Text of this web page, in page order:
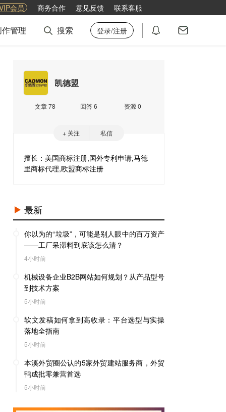
会员 商务合作 意见反馈 联系客服
管理 搜索 登录/注册
凯德盟
文章 78 回答 6 资源 0
+ 关注 私信
擅长：美国商标注册,国外专利申请,马德
里商标代理,欧盟商标注册
最新
你以为的“垃圾”，可能是别人眼中的百万资产
——工厂呆滞料到底该怎么清？
4小时前
机械设备企业B2B网站如何规划？从产品型号
到技术方案
5小时前
软文发稿如何拿到高收录：平台选型与实操
落地全指南
5小时前
本溪外贸圈公认的5家外贸建站服务商，外贸
鸭成批零兼营首选
5小时前